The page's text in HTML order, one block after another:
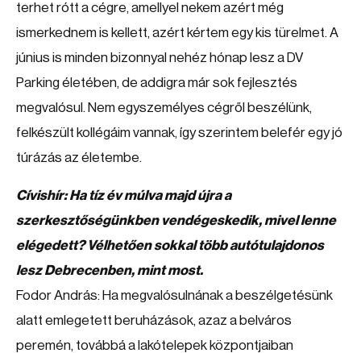
terhet rótt a cégre, amellyel nekem azért még
ismerkednem is kellett, azért kértem egy kis türelmet. A
június is minden bizonnyal nehéz hónap lesz a DV
Parking életében, de addigra már sok fejlesztés
megvalósul. Nem egyszemélyes cégről beszélünk,
felkészült kollégáim vannak, így szerintem belefér egy jó
túrázás az életembe.
Cívishír: Ha tíz év múlva majd újra a
szerkesztőségünkben vendégeskedik, mivel lenne
elégedett? Vélhetően sokkal több autótulajdonos
lesz Debrecenben, mint most.
Fodor András: Ha megvalósulnának a beszélgetésünk
alatt emlegetett beruházások, azaz a belváros
peremén, továbbá a lakótelepek központjaiban